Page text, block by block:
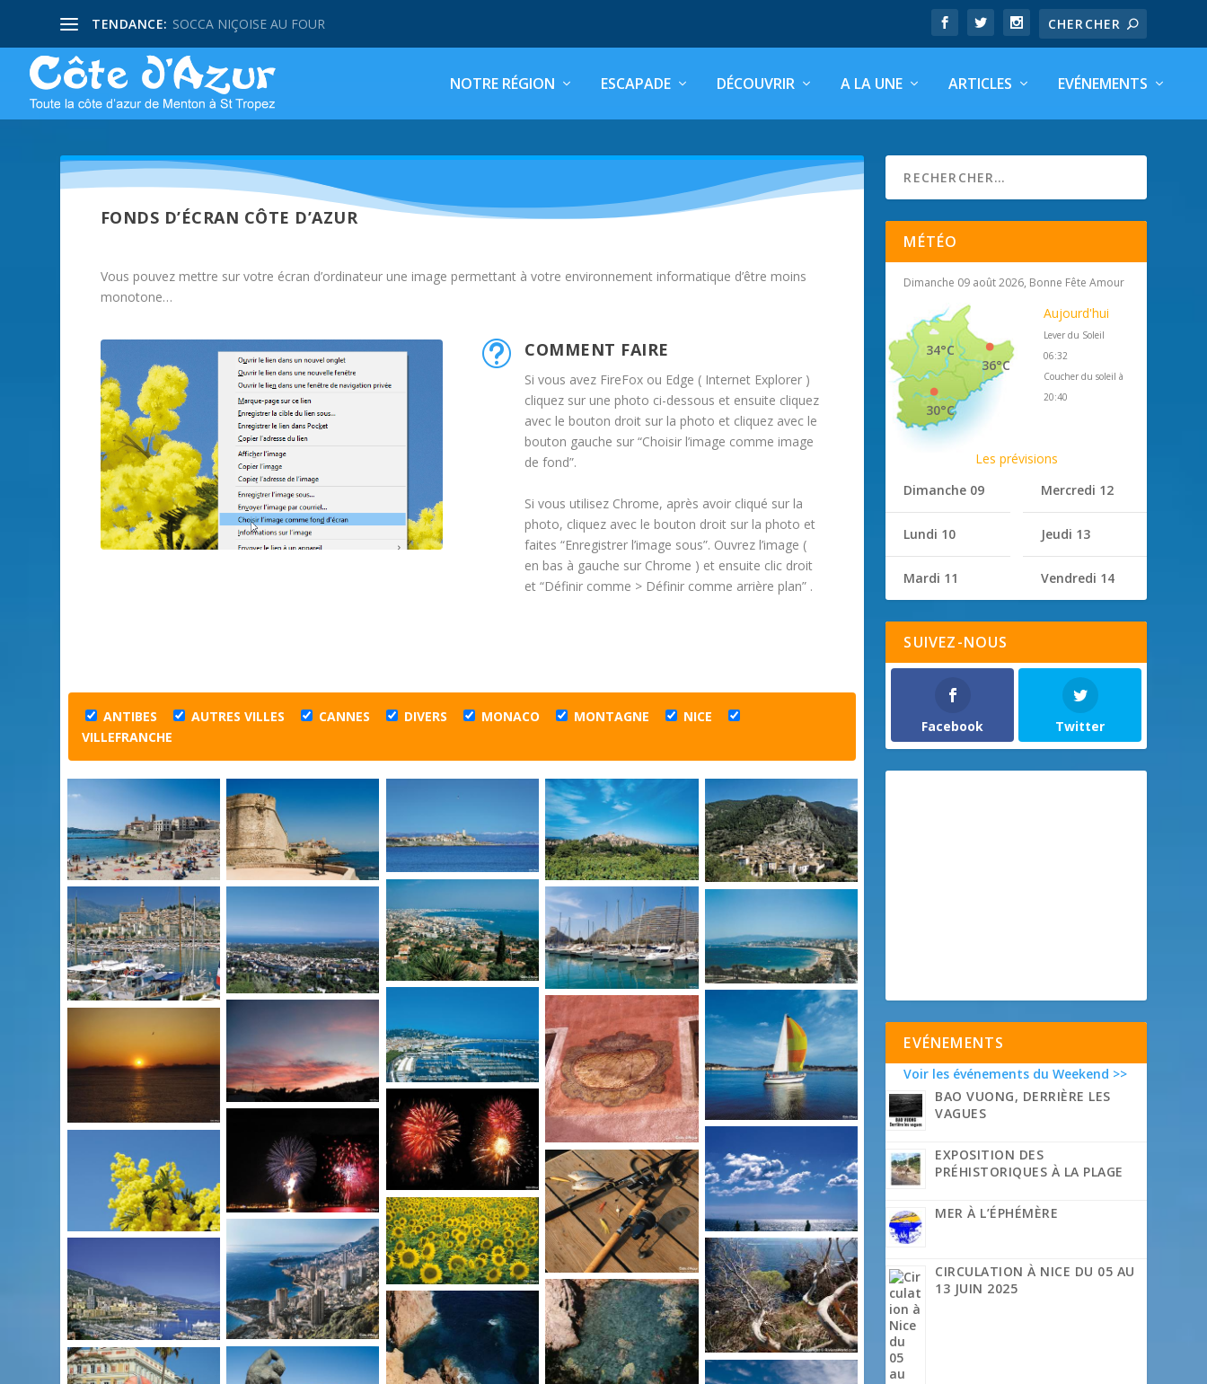
TENDANCE: SOCCA NIÇOISE AU FOUR
NOTRE RÉGION ESCAPADE DÉCOUVRIR A LA UNE ARTICLES EVÉNEMENTS
FONDS D’ÉCRAN CÔTE D’AZUR
Vous pouvez mettre sur votre écran d’ordinateur une image permettant à votre environnement informatique d’être moins
monotone…
t COMMENT FAIRE
Si vous avez FireFox ou Edge ( Internet Explorer )
cliquez sur une photo ci-dessous et ensuite cliquez
avec le bouton droit sur la photo et cliquez avec le
bouton gauche sur “Choisir l’image comme image
de fond”.
Si vous utilisez Chrome, après avoir cliqué sur la
photo, cliquez avec le bouton droit sur la photo et
faites “Enregistrer l’image sous”. Ouvrez l’image (
en bas à gauche sur Chrome ) et ensuite clic droit
et “Définir comme > Définir comme arrière plan” .
ANTIBES AUTRES VILLES CANNES DIVERS MONACO MONTAGNE
NICE
VILLEFRANCHE
MÉTÉO
Dimanche 09 août 2026, Bonne Fête Amour
36°C
34°C
30°C
Aujourd'hui
Lever du Soleil
06:32
Coucher du soleil à
20:40
Les prévisions
Dimanche 09
Lundi 10
Mardi 11
Mercredi 12
Jeudi 13
Vendredi 14
SUIVEZ-NOUS
Facebook Twitter
EVÉNEMENTS
Voir les événements du Weekend >>
BAO VUONG, DERRIÈRE LES
VAGUES
EXPOSITION DES
PRÉHISTORIQUES À LA PLAGE
MER À L’ÉPHÉMÈRE
CIRCULATION À NICE DU 05 AU
13 JUIN 2025